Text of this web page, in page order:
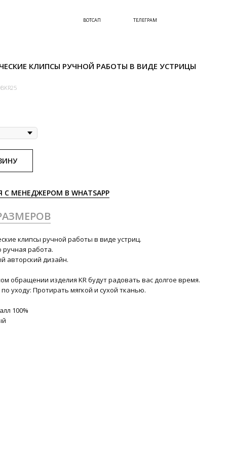
ВОТСАП ТЕЛЕГРАМ
КЛИПСЫ РУЧНОЙ РАБОТЫ В ВИДЕ УСТРИЦЫ
С МЕНЕДЖЕРОМ В WHATSAPP
клипсы ручной работы в виде устриц.
ручная работа.
авторский дизайн.
обращении изделия KR будут радовать вас долгое время.
уходу: Протирать мягкой и сухой тканью.
100%